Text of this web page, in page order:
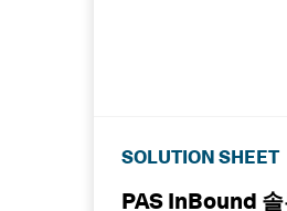
SOLUTION SHEET
PAS InBound 솔